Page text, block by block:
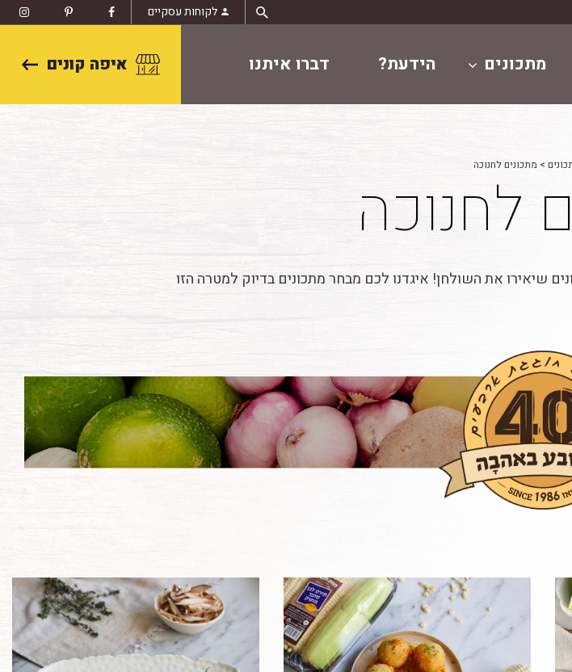
לקוחות עסקיים
מתכונים הידעת? דברו איתנו איפה קונים
> מתכונים לחנוכה
לחנוכה
שיאירו את השולחן! איגדנו לכם מבחר מתכונים בדיוק למטרה הזו